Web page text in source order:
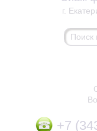
г.
+7